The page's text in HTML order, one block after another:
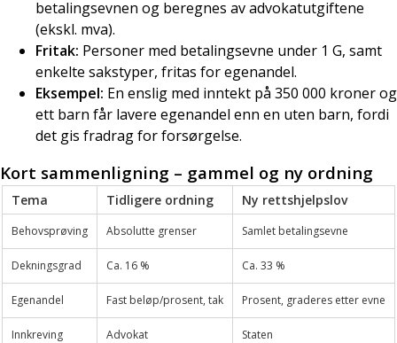
betalingsevnen og beregnes av advokatutgiftene
(ekskl. mva).
Fritak: Personer med betalingsevne under 1 G, samt
enkelte sakstyper, fritas for egenandel.
Eksempel: En enslig med inntekt på 350 000 kroner og
ett barn får lavere egenandel enn en uten barn, fordi
det gis fradrag for forsørgelse.
Kort sammenligning – gammel og ny ordning
Tema Tidligere ordning Ny rettshjelpslov
Behovsprøving Absolutte grenser Samlet betalingsevne
Dekningsgrad Ca. 16 % Ca. 33 %
Egenandel Fast beløp/prosent, tak Prosent, graderes etter evne
Innkreving Advokat Staten